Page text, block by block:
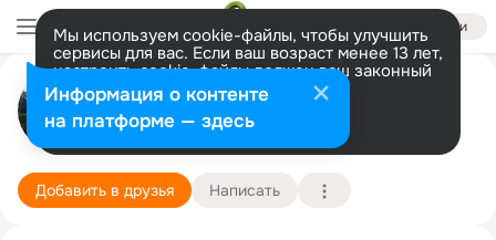
Войти
Мы используем cookie-файлы, чтобы улучшить
сервисы для вас. Если ваш возраст менее 13 лет,
настроить cookie-файлы должен ваш законный
представитель. Больше информации
Разрешить все Настроить
Олександр Любинецький
Хмельницький
2 школа
Подробнее
Добавить в друзья Написать
Информация о контенте
на платформе — здесь